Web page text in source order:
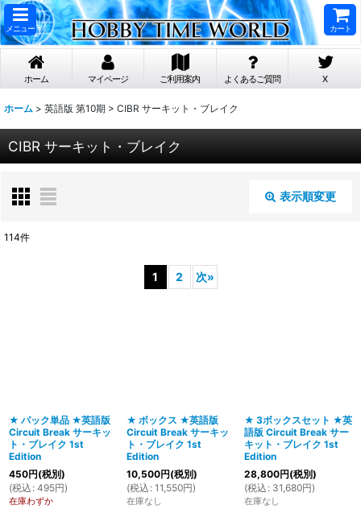
メニュー カート
ホーム マイページ ご利用案内 よくあるご質問 X
ホーム > 英語版 第10期 > CIBR サーキット・ブレイク
CIBR サーキット・ブレイク
表示順変更
114件
1 2 次»
★ パック単品 ★英語版
Circuit Break サーキッ
ト・ブレイク 1st
Edition
450円(税別)
(税込 : 495円)
在庫わずか
★ ボックス ★英語版
Circuit Break サーキッ
ト・ブレイク 1st
Edition
10,500円(税別)
(税込 : 11,550円)
在庫なし
★ 3ボックスセット ★英
語版 Circuit Break サー
キット・ブレイク 1st
Edition
28,800円(税別)
(税込 : 31,680円)
在庫なし